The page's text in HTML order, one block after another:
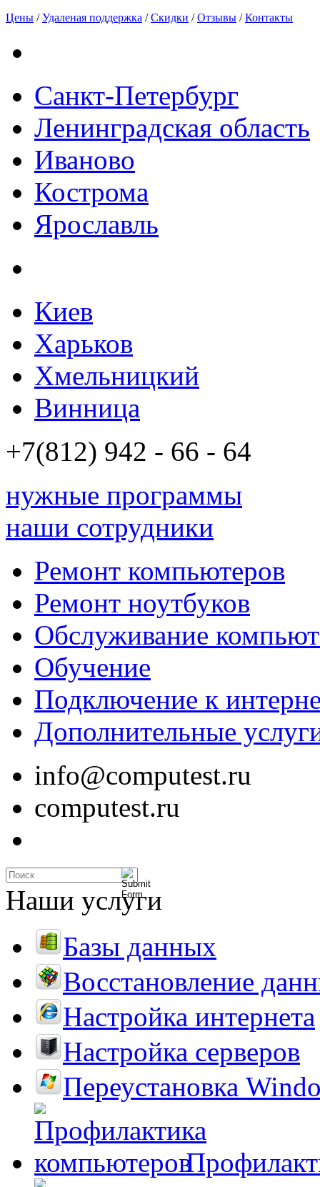
Цены /Удаленая поддержка /Скидки /Отзывы /Контакты
Санкт-Петербург
Ленинградская область
Иваново
Кострома
Ярославль
Киев
Харьков
Хмельницкий
Винница
+7(812) 942 - 66 - 64
нужные программы
наши сотрудники
Ремонт компьютеров
Ремонт ноутбуков
Обслуживание
Обучение
Подключение к
Дополнительные
info@computest.ru
computest.ru
Наши услуги
Базы данных
Восстановление
Настройка интернета
Настройка серверов
Переустановка